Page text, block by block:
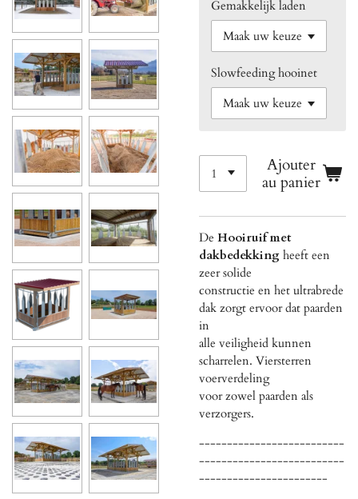
Gemakkelijk laden
Slowfeeding hooinet
Ajouter
au panier
De Hooiruif met
dakbedekking heeft een
zeer solide
constructie en het ultrabrede
dak zorgt ervoor dat paarden
in
alle veiligheid kunnen
scharrelen. Viersterren
voerverdeling
voor zowel paarden als
verzorgers.
--------------------------
--------------------------
-----------------------